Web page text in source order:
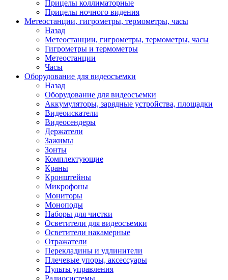
Прицелы коллиматорные
Прицелы ночного видения
Метеостанции, гигрометры, термометры, часы
Назад
Метеостанции, гигрометры, термометры, часы
Гигрометры и термометры
Метеостанции
Часы
Оборудование для видеосъемки
Назад
Оборудование для видеосъемки
Аккумуляторы, зарядные устройства, площадки
Видеоискатели
Видеосендеры
Держатели
Зажимы
Зонты
Комплектующие
Краны
Кронштейны
Микрофоны
Мониторы
Моноподы
Наборы для чистки
Осветители для видеосъемки
Осветители накамерные
Отражатели
Перекладины и удлинители
Плечевые упоры, аксессуары
Пульты управления
Радиосистемы